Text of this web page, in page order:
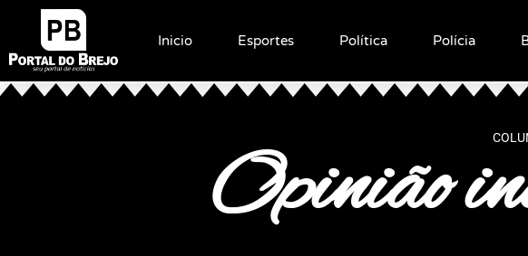
Inicio Esportes Política Polícia
Opinião